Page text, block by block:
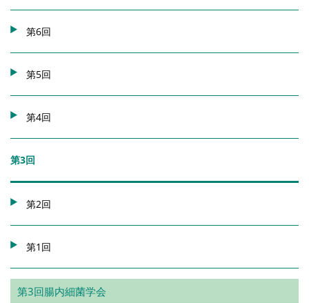
第6回
第5回
第4回
第3回
第2回
第1回
第3回腸内細菌学会